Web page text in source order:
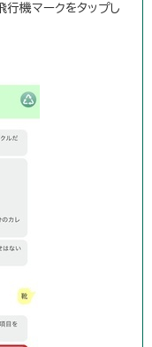
行機マークをタップし